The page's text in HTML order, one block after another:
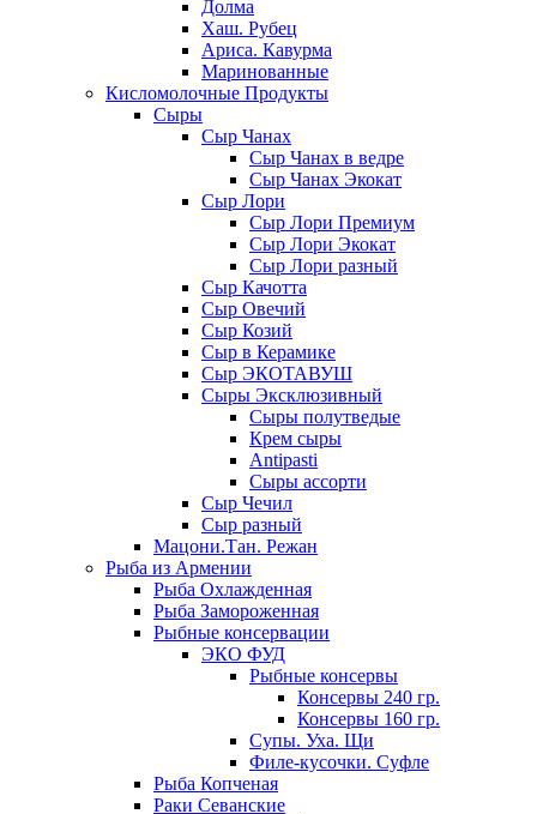
Долма
Хаш. Рубец
Ариса. Кавурма
Маринованные
Кисломолочные Продукты
Сыры
Сыр Чанах
Сыр Чанах в ведре
Сыр Чанах Экокат
Сыр Лори
Сыр Лори Премиум
Сыр Лори Экокат
Сыр Лори разный
Сыр Качотта
Сыр Овечий
Сыр Козий
Сыр в Керамике
Сыр ЭКОТАВУШ
Сыры Эксклюзивный
Сыры полутведые
Крем сыры
Antipasti
Сыры ассорти
Сыр Чечил
Сыр разный
Мацони.Тан. Режан
Рыба из Армении
Рыба Охлажденная
Рыба Замороженная
Рыбные консервации
ЭКО ФУД
Рыбные консервы
Консервы 240 гр.
Консервы 160 гр.
Супы. Уха. Щи
Филе-кусочки. Суфле
Рыба Копченая
Раки Севанские